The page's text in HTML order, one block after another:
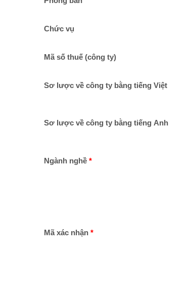
Chức vụ
Mã số thuế (công ty)
Sơ lược về công ty bằng tiếng Việt
Sơ lược về công ty bằng tiếng Anh
Ngành nghề
Mã xác nhận